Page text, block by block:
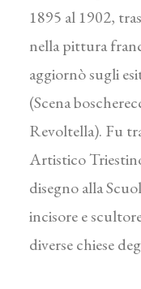
1895 al 1902,
nella pittura
aggiornò sugli
(Scena
Revoltella). Fu
Artistico
disegno alla
incisore e
diverse chiese